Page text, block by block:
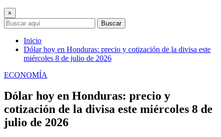
×
Buscar
Inicio
Dólar hoy en Honduras: precio y cotización de la divisa este
miércoles 8 de julio de 2026
ECONOMÍA
Dólar hoy en Honduras: precio y
cotización de la divisa este miércoles 8 de
julio de 2026